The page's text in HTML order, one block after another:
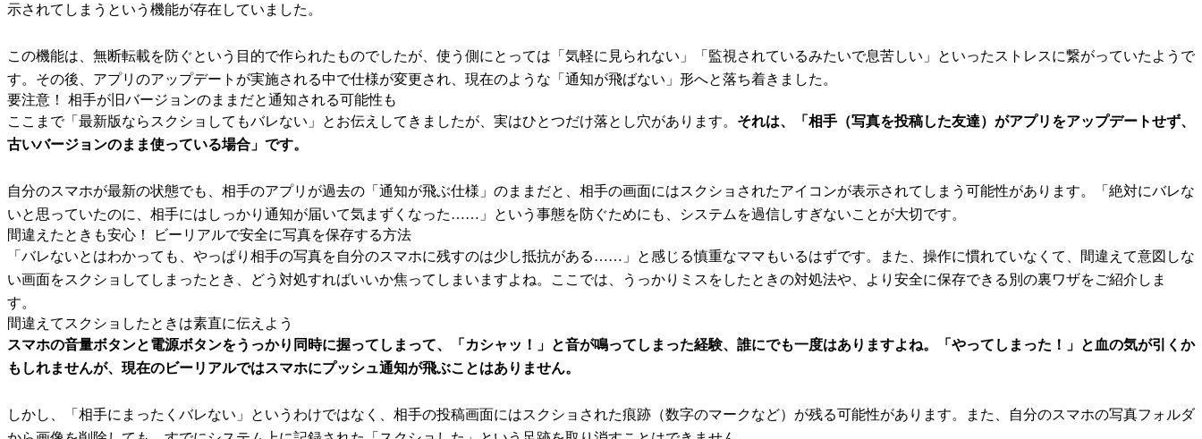
示されてしまうという機能が存在していました。
この機能は、無断転載を防ぐという目的で作られたものでしたが、使う側にとっては「気軽に見られない」「監視されているみたいで息苦しい」といったストレスに繋がっていたようで
す。その後、アプリのアップデートが実施される中で仕様が変更され、現在のような「通知が飛ばない」形へと落ち着きました。
要注意！ 相手が旧バージョンのままだと通知される可能性も
ここまで「最新版ならスクショしてもバレない」とお伝えしてきましたが、実はひとつだけ落とし穴があります。 それは、「相手（写真を投稿した友達）がアプリをアップデートせず、
古いバージョンのまま使っている場合」です。
自分のスマホが最新の状態でも、相手のアプリが過去の「通知が飛ぶ仕様」のままだと、相手の画面にはスクショされたアイコンが表示されてしまう可能性があります。「絶対にバレな
いと思っていたのに、相手にはしっかり通知が届いて気まずくなった……」という事態を防ぐためにも、システムを過信しすぎないことが大切です。
間違えたときも安心！ ビーリアルで安全に写真を保存する方法
「バレないとはわかっても、やっぱり相手の写真を自分のスマホに残すのは少し抵抗がある……」と感じる慎重なママもいるはずです。また、操作に慣れていなくて、間違えて意図しな
い画面をスクショしてしまったとき、どう対処すればいいか焦ってしまいますよね。ここでは、うっかりミスをしたときの対処法や、より安全に保存できる別の裏ワザをご紹介しま
す。
間違えてスクショしたときは素直に伝えよう
スマホの音量ボタンと電源ボタンをうっかり同時に握ってしまって、「カシャッ！」と音が鳴ってしまった経験、誰にでも一度はありますよね。「やってしまった！」と血の気が引くか
もしれませんが、現在のビーリアルではスマホにプッシュ通知が飛ぶことはありません。
しかし、「相手にまったくバレない」というわけではなく、相手の投稿画面にはスクショされた痕跡（数字のマークなど）が残る可能性があります。また、自分のスマホの写真フォルダ